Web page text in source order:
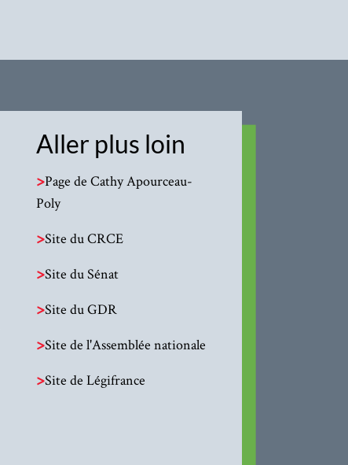
Aller plus loin
>Page de Cathy Apourceau-
Poly
>Site du CRCE
>Site du Sénat
>Site du GDR
>Site de l'Assemblée nationale
>Site de Légifrance